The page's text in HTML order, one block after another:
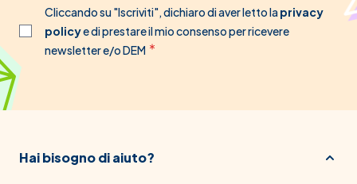
Cliccando su "Iscriviti", dichiaro di aver letto laprivacy
policye di prestare il mio consenso per ricevere
newsletter e/o DEM
Hai bisogno di aiuto?